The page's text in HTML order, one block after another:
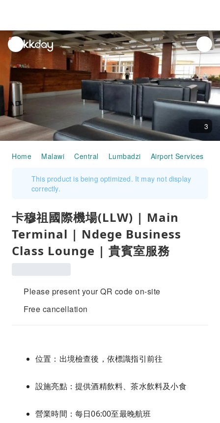
unread
notifications
3
Home Malawi Central Lumbadzi Airport Services
This product is being optimized. It may not display
correctly.
卡穆祖國際機場(LLW) | Main
Terminal | Ndege Business
Class Lounge | 貴賓室服務
Please present your QR code on-site
Free cancellation
位置：出境檢查後，依標識指引前往
設施亮點：提供酒精飲料、茶水飲料及小食
營業時間：每日06:00至最晚航班